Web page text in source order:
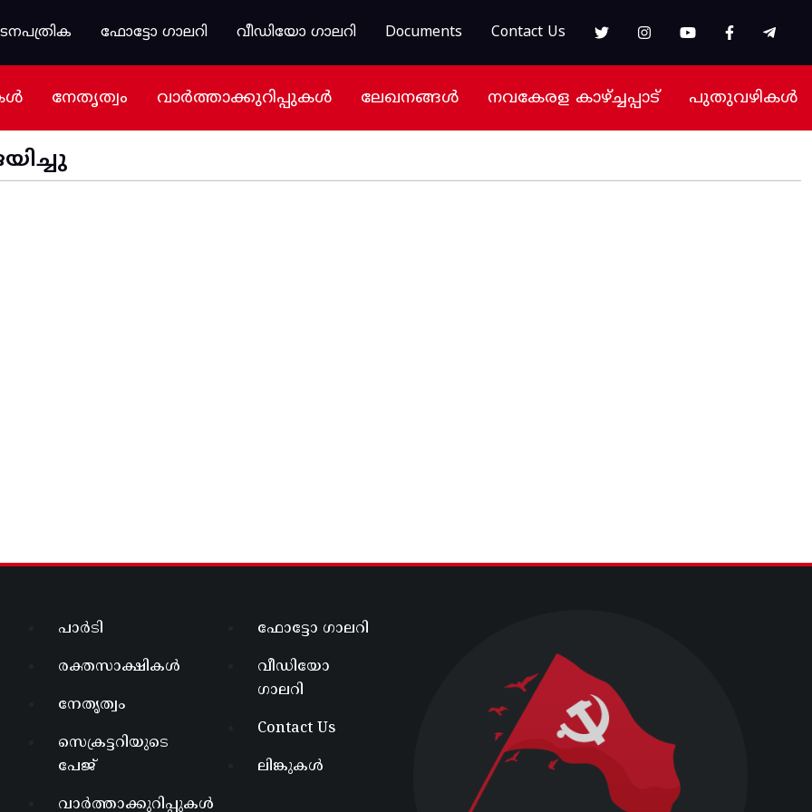
ഫോട്ടോ ഗാലറി വീഡിയോ ഗാലറി Documents Contact Us
നേതൃത്വം വാർത്താക്കുറിപ്പുകൾ ലേഖനങ്ങൾ നവകേരള കാഴ്ച്ചപ്പാട് പുതുവഴികൾ
പാർടി
രക്തസാക്ഷികൾ
നേതൃത്വം
സെക്രട്ടറിയുടെ
പേജ്
വാർത്താക്കുറിപ്പുകൾ
ഫോട്ടോ ഗാലറി
വീഡിയോ
ഗാലറി
Contact Us
ലിങ്കുകൾ